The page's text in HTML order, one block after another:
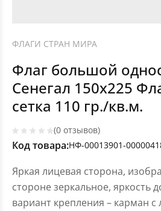
ФЛАГИ СТРАН МИРА
Флаг большой
Сенегал 150х225
сетка 110 гр./кв.м.
(0 отзывов)
Код товара:НФ-00013901-
Яркая лицевая сторона,
стороне зеркальное, яркость
вариант крепления – карман